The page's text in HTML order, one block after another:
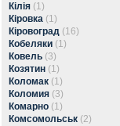
Кілія (1)
Кіровка (1)
Кіровоград (16)
Кобеляки (1)
Ковель (3)
Козятин (1)
Коломак (1)
Коломия (3)
Комарно (1)
Комсомольськ (2)